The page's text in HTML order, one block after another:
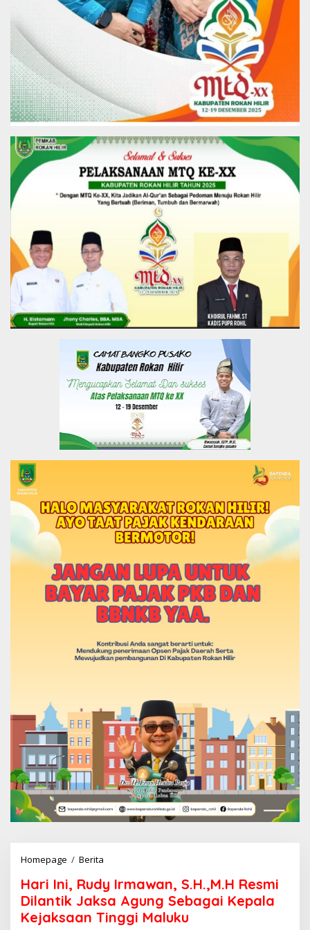
Homepage / Berita
r
i
I
n
Hari Ini, Rudy Irmawan, S.H.,M.H Resmi
Dilantik Jaksa Agung Sebagai Kepala
Kejaksaan Tinggi Maluku